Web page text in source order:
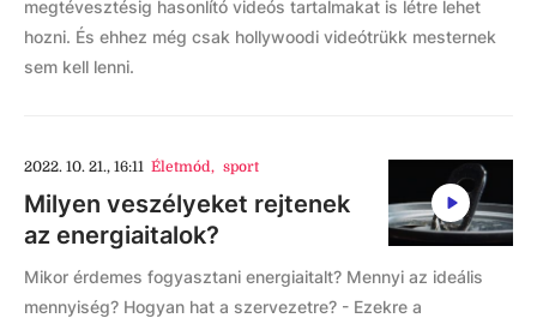
megtévesztésig hasonlító videós tartalmakat is létre lehet
hozni. És ehhez még csak hollywoodi videótrükk mesternek
sem kell lenni.
2022. 10. 21., 16:11 Életmód, sport
Milyen veszélyeket rejtenek
az energiaitalok?
Mikor érdemes fogyasztani energiaitalt? Mennyi az ideális
mennyiség? Hogyan hat a szervezetre? - Ezekre a